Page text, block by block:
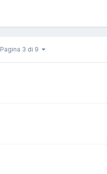
Pagina 3 di 9